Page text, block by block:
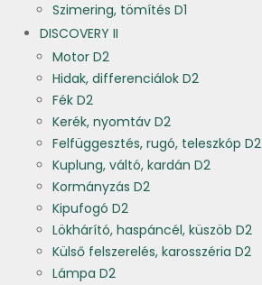
Szimering, tömítés D1
DISCOVERY II
Motor D2
Hidak, differenciálok D2
Fék D2
Kerék, nyomtáv D2
Felfüggesztés, rugó, teleszkóp D2
Kuplung, váltó, kardán D2
Kormányzás D2
Kipufogó D2
Lökhárító, haspáncél, küszöb D2
Külső felszerelés, karosszéria D2
Lámpa D2